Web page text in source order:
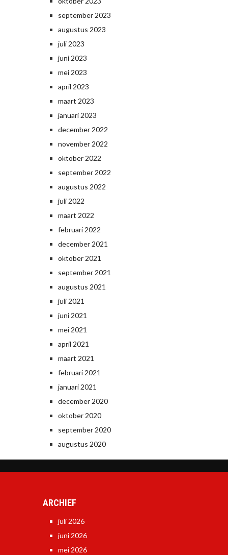
september 2023
augustus 2023
juli 2023
juni 2023
mei 2023
april 2023
maart 2023
januari 2023
december 2022
november 2022
oktober 2022
september 2022
augustus 2022
juli 2022
maart 2022
februari 2022
december 2021
oktober 2021
september 2021
augustus 2021
juli 2021
juni 2021
mei 2021
april 2021
maart 2021
februari 2021
januari 2021
december 2020
oktober 2020
september 2020
augustus 2020
ARCHIEF
juli 2026
juni 2026
mei 2026